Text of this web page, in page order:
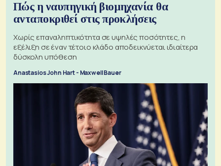
Πώς η ναυπηγική βιομηχανία θα
ανταποκριθεί στις προκλήσεις
Χωρίς επαναληπτικότητα σε υψηλές ποσότητες, η
εξέλιξη σε έναν τέτοιο κλάδο αποδεικνύεται ιδιαίτερα
δύσκολη υπόθεση
Anastasios John Hart - Maxwell Bauer